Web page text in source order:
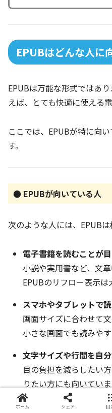
EPUBはどんな人に
EPUBは万能な形式ではあ
えば、とても快適に使える
ここでは、EPUBが特に向
す。
● EPUBが向いている人
次のような人には、EPUBは
電子書籍を読むことが
小説や実用書など、文
EPUBのリフロー表示は
スマホやタブレットで
画面サイズに合わせて
小さな画面でも読みやす
文字サイズや行間を自
目の負担を減らしたい
りたい方にも向いてい
特定の電子書店に縛られ
ホーム シェア 目